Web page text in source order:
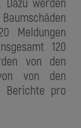
Meldungen
120
von den
von den
Berichte pro